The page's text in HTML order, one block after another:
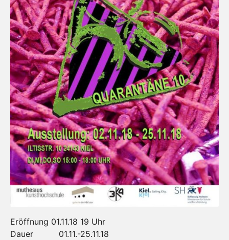
Eröffnung 01.11.18 19 Uhr
Dauer 01.11.-25.11.18